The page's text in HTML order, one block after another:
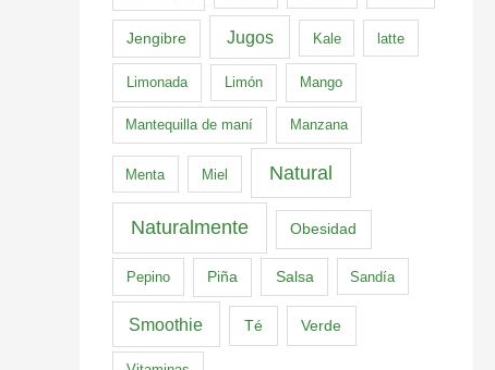
Jengibre Jugos Kale latte
Limonada Limón Mango
Mantequilla de maní Manzana
Menta Miel Natural
Naturalmente Obesidad
Pepino Piña Salsa Sandía
Smoothie Té Verde